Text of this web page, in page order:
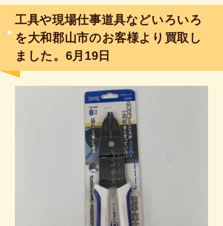
工具や現場仕事道具などいろいろ
を大和郡山市のお客様より買取し
ました。6月19日